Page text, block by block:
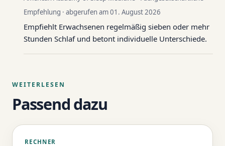
Empfehlung · abgerufen am 01. August 2026
Empfiehlt Erwachsenen regelmäßig sieben oder mehr
Stunden Schlaf und betont individuelle Unterschiede.
WEITERLESEN
Passend dazu
RECHNER